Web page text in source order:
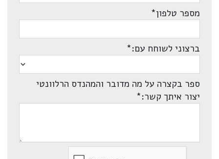
מספר טלפון*
ברצוני לשוחח עם:*
ספר בקצרה על מה מדובר והמהנדס הרלוונטי
יצור איתך קשר:*